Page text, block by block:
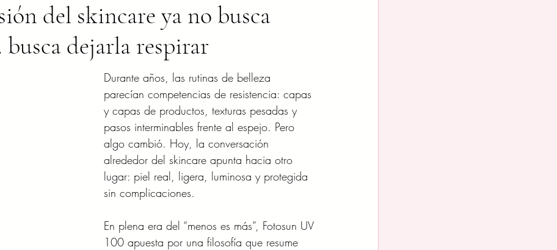
del skincare ya no busca
dejarla respirar
Durante años, las rutinas de belleza
parecían competencias de resistencia: capas
y capas de productos, texturas pesadas y
pasos interminables frente al espejo. Pero
algo cambió. Hoy, la conversación
alrededor del skincare apunta hacia otro
lugar: piel real, ligera, luminosa y protegida
sin complicaciones.
En plena era del “menos es más”, Fotosun UV
100 apuesta por una filosofía que resume